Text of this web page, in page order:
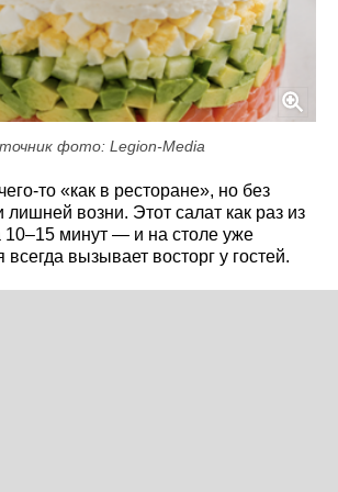
фото: Legion-Media
то «как в ресторане», но без
лишней возни. Этот салат как раз из
10–15 минут — и на столе уже
всегда вызывает восторг у гостей.